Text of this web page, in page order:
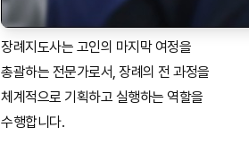
장례지도사는 고인의 마지막 여정을
총괄하는 전문가로서, 장례의 전 과정을
체계적으로 기획하고 실행하는 역할을
수행합니다.